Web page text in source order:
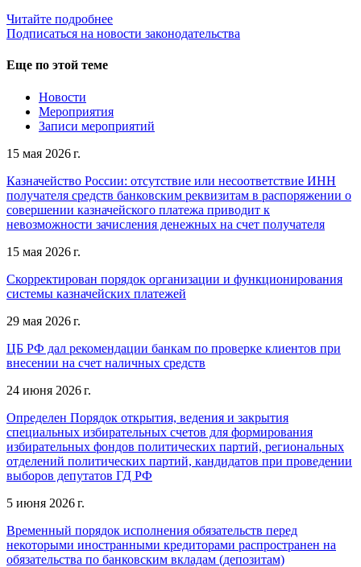
Читайте подробнее
Подписаться на новости законодательства
Еще по этой теме
Новости
Мероприятия
Записи мероприятий
15 мая 2026 г.
Казначейство России: отсутствие или несоответствие ИНН
получателя средств банковским реквизитам в распоряжении о
совершении казначейского платежа приводит к
невозможности зачисления денежных на счет получателя
15 мая 2026 г.
Скорректирован порядок организации и функционирования
системы казначейских платежей
29 мая 2026 г.
ЦБ РФ дал рекомендации банкам по проверке клиентов при
внесении на счет наличных средств
24 июня 2026 г.
Определен Порядок открытия, ведения и закрытия
специальных избирательных счетов для формирования
избирательных фондов политических партий, региональных
отделений политических партий, кандидатов при проведении
выборов депутатов ГД РФ
5 июня 2026 г.
Временный порядок исполнения обязательств перед
некоторыми иностранными кредиторами распространен на
обязательства по банковским вкладам (депозитам)